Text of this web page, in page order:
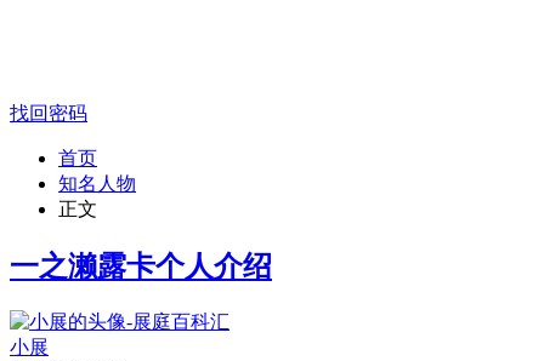
找回密码
首页
知名人物
正文
一之濑露卡个人介绍
小展